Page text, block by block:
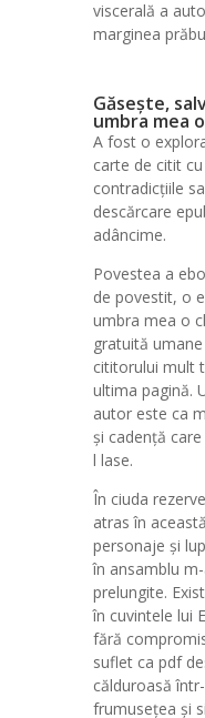
viscerală a
marginea
Găsește,
umbra mea
A fost o
carte de citit
contradicțiile
descărcare
adâncime.
Povestea a
de povestit, o
umbra mea o
gratuită
cititorului mult
ultima pagină.
autor este ca
și cadență
l lase.
În ciuda
atras în
personaje și
în ansamblu
prelungite.
în cuvintele lui
fără
suflet ca pdf
călduroasă
frumusețea și